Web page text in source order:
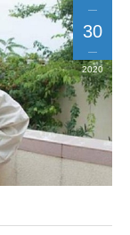
30
2020